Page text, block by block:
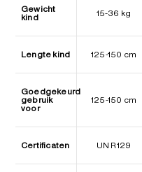
Gewicht
kind
15-36 kg
Lengte kind 125-150 cm
Goedgekeurd
gebruik
voor
125-150 cm
Certificaten UN R129